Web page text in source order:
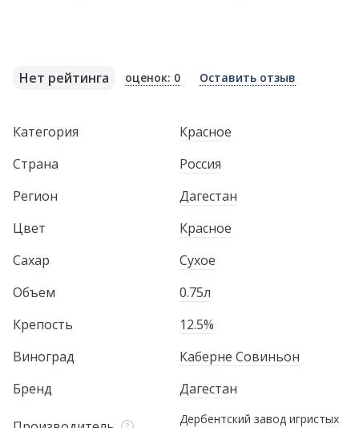
Нет рейтинга оценок: 0 Оставить отзыв
Категория
Красное
Страна
Россия
Регион
Дагестан
Цвет
Красное
Сахар
Сухое
Объем
0.75л
Крепость
12.5%
Виноград
Каберне Совиньон
Бренд
Дагестан
Дербентский завод игристых